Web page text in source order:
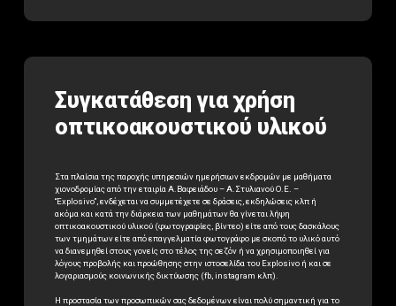
Συγκατάθεση για χρήση
οπτικοακουστικού υλικού
Στα πλαίσια της παροχής υπηρεσιών ημερήσιων εκδρομών με μαθήματα
χιονοδρομίας από την εταιρία Α.Βαφειάδου – Α.Στυλιανού Ο.Ε. –
“Explosivo”, ενδέχεται να συμμετέχετε σε δράσεις, εκδηλώσεις κλπ ή
ακόμα και κατά την διάρκεια των μαθημάτων θα γίνεται λήψη
οπτικοακουστικού υλικού (φωτογραφίες, βίντεο) είτε από τους δασκάλους
των τμημάτων είτε από επαγγελματία φωτογράφο με σκοπό το υλικό αυτό
να διανεμηθεί στους γονείς στο τέλος της σεζόν ή να χρησιμοποιηθεί για
λόγους προβολής και προώθησης στην ιστοσελίδα του Explosivo ή και σε
λογαριασμούς κοινωνικής δικτύωσης (fb, instagram κλπ).
Η προστασία των προσωπικών σας δεδομένων είναι πολύ σημαντική για το